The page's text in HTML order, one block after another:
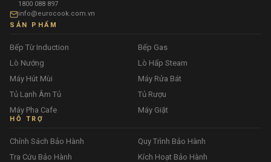
1800 088 897
info@eurocook.com.vn
SẢN PHẨM
Bếp Từ Induction
Bếp Gas
Lò Nướng
Lò Hấp Steam
Máy Hút Mùi
Máy Rửa Bát
Tủ Lạnh Âm Tủ
Tủ Rượu
Máy Pha Cafe
Máy Giặt
HỖ TRỢ
Chính Sách Bảo Hành
Quy Trình Bảo Hành
Tra Cứu Bảo Hành
Kích Hoạt Bảo Hành